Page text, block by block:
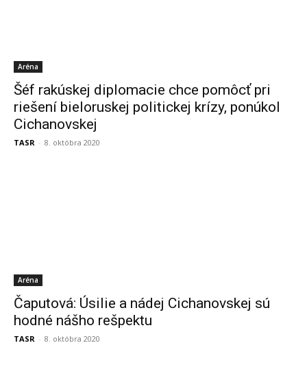
Aréna
Šéf rakúskej diplomacie chce pomôcť pri
riešení bieloruskej politickej krízy, ponúkol
Cichanovskej
TASR - 8. októbra 2020
Aréna
Čaputová: Úsilie a nádej Cichanovskej sú
hodné nášho rešpektu
TASR - 8. októbra 2020